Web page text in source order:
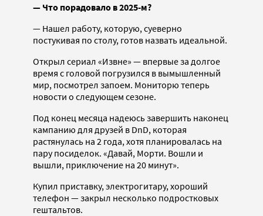
— Что порадовало в 2025-м?
— Нашел работу, которую, суеверно
постукивая по столу, готов назвать идеальной.
Открыл сериал «Извне» — впервые за долгое
время с головой погрузился в вымышленный
мир, посмотрел запоем. Мониторю теперь
новости о следующем сезоне.
Под конец месяца надеюсь завершить наконец
кампанию для друзей в DnD, которая
растянулась на 2 года, хотя планировалась на
пару посиделок. «Давай, Морти. Вошли и
вышли, приключение на 20 минут».
Купил приставку, электрогитару, хороший
телефон — закрыл несколько подростковых
гештальтов.